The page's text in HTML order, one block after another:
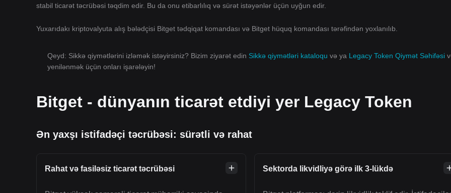
stabil ticarət təcrübəsi təqdim edir. Bu da onu etibarlılıq və sürət istəyənlər üçün uyğun edir.
Yuxarıdakı kriptovalyuta alış bələdçisi Bitget tədqiqat komandası və Bitget hüquq komandası tərəfindən yoxlanılıb.
Qeyd: Sikkə qiymətlərini izləmək istəyirsiniz? Bizim ziyarət edin Sikkə qiymətləri kataloqu və ya Legacy Token Qiymət Səhifəsi
yenilənmək üçün onları işarələyin!
Bitget - dünyanın ticarət etdiyi yer Legacy Token
Ən yaxşı istifadəçi təcrübəsi: sürətli və rahat
Rahat və fasiləsiz ticarət təcrübəsi Sektorda likvidliyə görə ilk 3-lükdə